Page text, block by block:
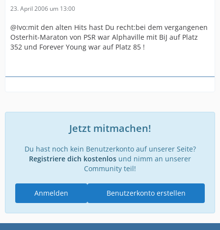
23. April 2006 um 13:00
@Ivo:mit den alten Hits hast Du recht:bei dem vergangenen
Osterhit-Maraton von PSR war Alphaville mit BiJ auf Platz
352 und Forever Young war auf Platz 85 !
Jetzt mitmachen!
Du hast noch kein Benutzerkonto auf unserer Seite?
Registriere dich kostenlos und nimm an unserer
Community teil!
Benutzerkonto erstellen
Anmelden